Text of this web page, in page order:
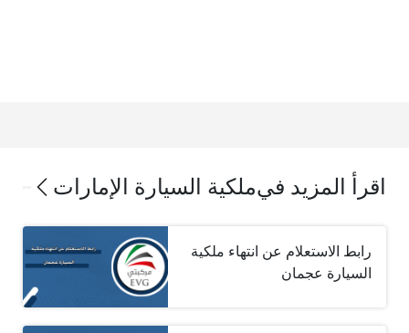
اقرأ المزيد فيملكية السيارة الإمارات
رابط الاستعلام عن انتهاء ملكية
السيارة عجمان